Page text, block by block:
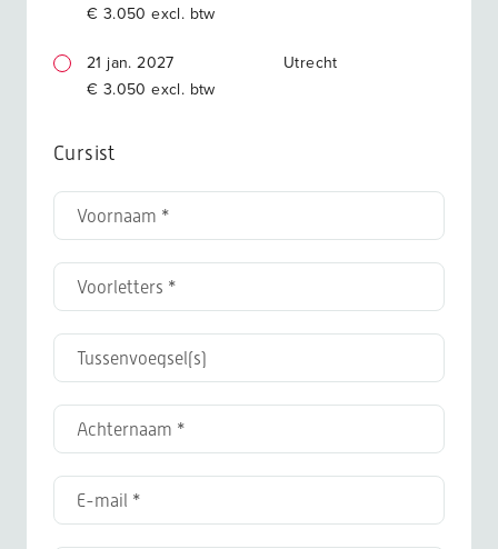
€ 3.050 excl. btw
21 jan. 2027
Utrecht
€ 3.050 excl. btw
Cursist